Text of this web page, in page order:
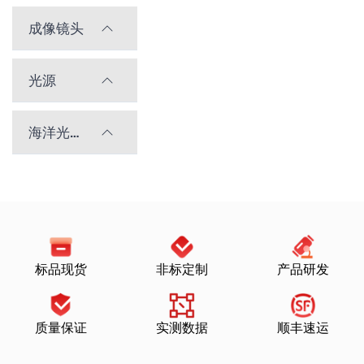
成像镜头
光源
海洋光学光谱仪
标品现货 非标定制 产品研发
质量保证 实测数据 顺丰速运